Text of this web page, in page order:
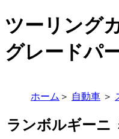
ツーリング
グレードパ
ホーム ＞ 自動車 ＞
ランボルギーニ